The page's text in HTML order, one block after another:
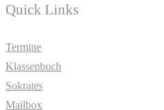
Quick Links
Termine
Klassenbuch
Sokrates
Mailbox